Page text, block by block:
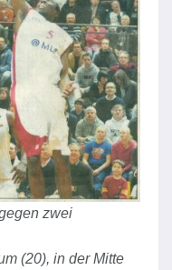
zwei
(20), in der Mitte